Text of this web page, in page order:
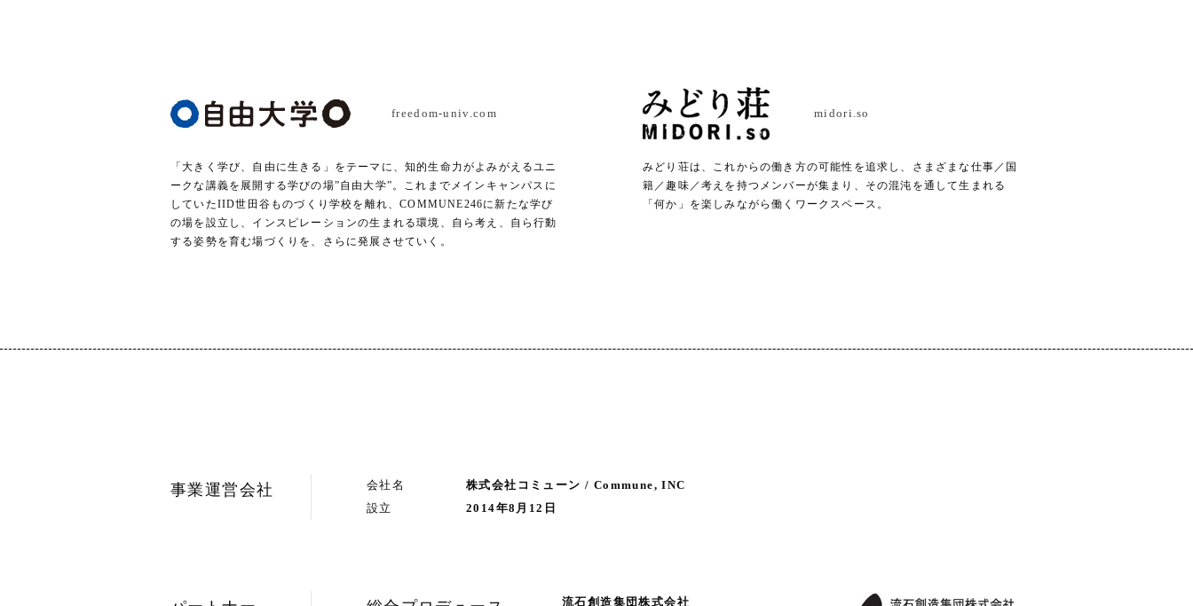
freedom-univ.com
「大きく学び、自由に生きる」をテーマに、知的生命力がよみがえるユニ
ークな講義を展開する学びの場”自由大学”。これまでメインキャンパスに
していたIID世田谷ものづくり学校を離れ、COMMUNE246に新たな学び
の場を設立し、インスピレーションの生まれる環境、自ら考え、自ら行動
する姿勢を育む場づくりを、さらに発展させていく。
midori.so
みどり荘は、これからの働き方の可能性を追求し、さまざまな仕事／国
籍／趣味／考えを持つメンバーが集まり、その混沌を通して生まれる
「何か」を楽しみながら働くワークスペース。
事業運営会社 会社名
株式会社コミューン / Commune, INC
設立
2014年8月12日
流石創造集団株式会社